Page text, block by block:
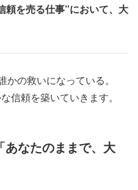
頼を売る仕事”において、大
かの救いになっている。
信頼を築いていきます。
あなたのままで、大